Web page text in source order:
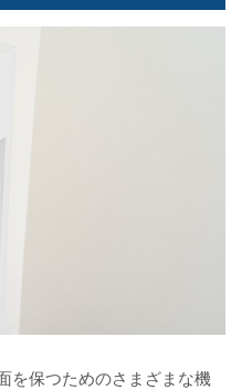
を保つためのさまざまな機